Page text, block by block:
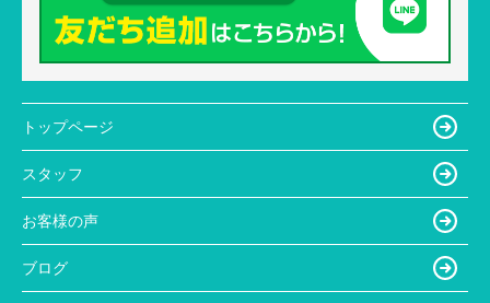
トップページ
スタッフ
お客様の声
ブログ